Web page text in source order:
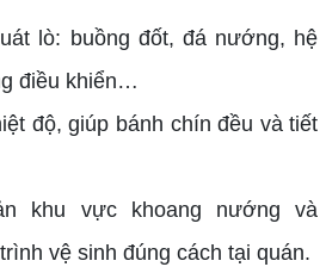
lò: buồng đốt, đá nướng, hệ
điều khiển…
độ, giúp bánh chín đều và tiết
khu vực khoang nướng và
vệ sinh đúng cách tại quán.